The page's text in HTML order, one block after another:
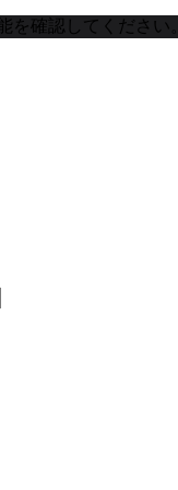
を確認してください。